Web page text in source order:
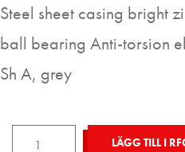
Steel sheet casing bright
ball bearing Anti-torsion
Sh A, grey
LÄGG TILL I